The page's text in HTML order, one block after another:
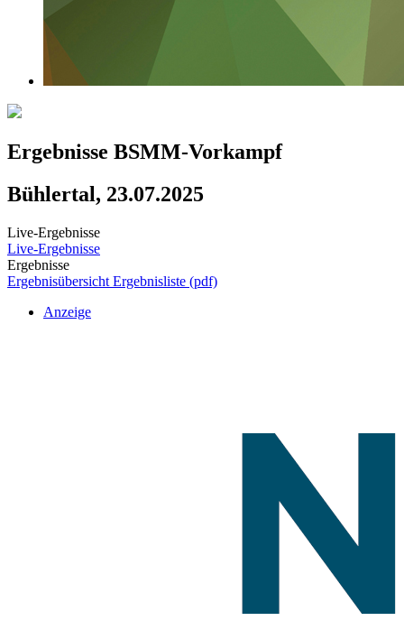
Ergebnisse BSMM-Vorkampf
Bühlertal, 23.07.2025
Live-Ergebnisse
Live-Ergebnisse
Ergebnisse
Ergebnisübersicht Ergebnisliste (pdf)
Anzeige